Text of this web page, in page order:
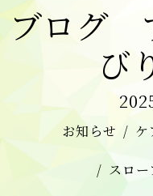
ブログ
び
お知らせ
ケ
スロ